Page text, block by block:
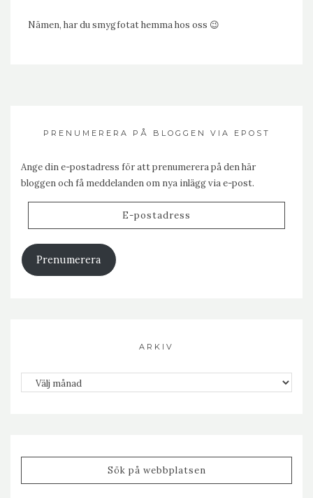
Nämen, har du smygfotat hemma hos oss 😉
PRENUMERERA PÅ BLOGGEN VIA EPOST
Ange din e-postadress för att prenumerera på den här
bloggen och få meddelanden om nya inlägg via e-post.
Prenumerera
ARKIV
Arkiv